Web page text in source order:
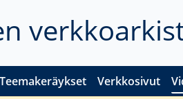
Teemakeräykset Verkkosivut